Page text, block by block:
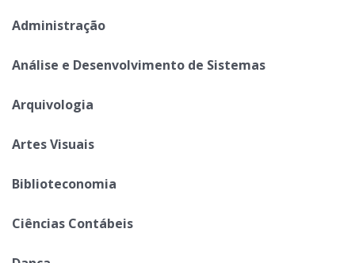
Administração
Análise e Desenvolvimento de Sistemas
Arquivologia
Artes Visuais
Biblioteconomia
Ciências Contábeis